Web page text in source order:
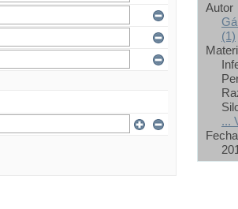
Autor
(1)
...